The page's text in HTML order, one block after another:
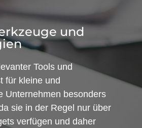
und
Tools und
für kleine und
Unternehmen besonders
sie in der Regel nur über
verfügen und daher